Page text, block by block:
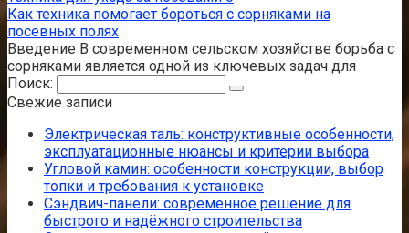
Как техника помогает бороться с сорняками на
посевных полях
Введение В современном сельском хозяйстве борьба с
сорняками является одной из ключевых задач для
Поиск:
Свежие записи
Электрическая таль: конструктивные особенности,
эксплуатационные нюансы и критерии выбора
Угловой камин: особенности конструкции, выбор
топки и требования к установке
Сэндвич-панели: современное решение для
быстрого и надёжного строительства